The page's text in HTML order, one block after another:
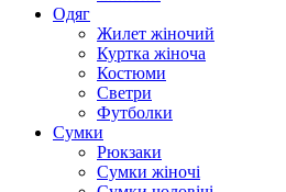
Одяг
Жилет жіночий
Куртка жіноча
Костюми
Светри
Футболки
Сумки
Рюкзаки
Сумки жіночі